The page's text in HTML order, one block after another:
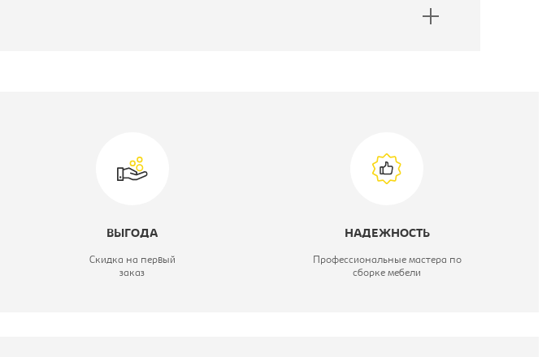
черное, каркас-
ВЫГОДА
Скидка на первый
заказ
НАДЕЖНОСТЬ
Профессиональные мастера по
сборке мебели